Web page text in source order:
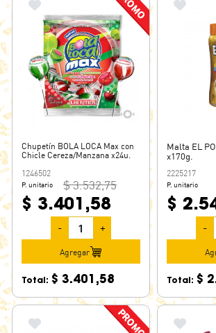
Chupetín BOLA LOCA Max con
Chicle Cereza/Manzana x24u.
1246502
P. unitario $ 3.532,75
$ 3.401,58
- +
Agregar
Total: $ 3.401,58
Malta EL
x170g.
2225217
P. unitario
$
-
Total: $